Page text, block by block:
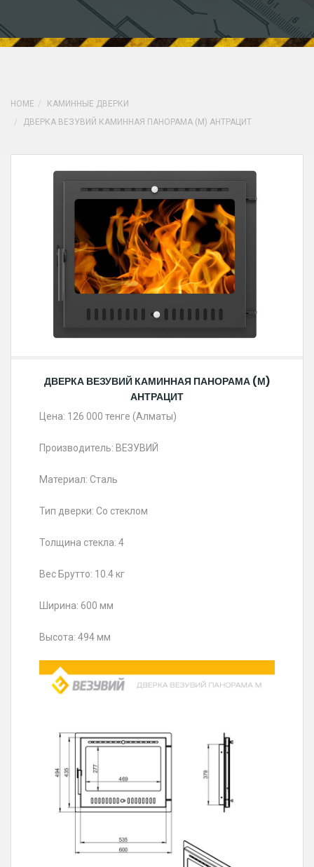
HOME
КАМИННЫЕ ДВЕРКИ
ДВЕРКА ВЕЗУВИЙ КАМИННАЯ ПАНОРАМА (М) АНТРАЦИТ
ДВЕРКА ВЕЗУВИЙ КАМИННАЯ ПАНОРАМА (М)
АНТРАЦИТ
Цена: 126 000 тенге (Алматы)
Производитель: ВЕЗУВИЙ
Материал: Сталь
Тип дверки: Со стеклом
Толщина стекла: 4
Вес Брутто: 10.4 кг
Ширина: 600 мм
Высота: 494 мм